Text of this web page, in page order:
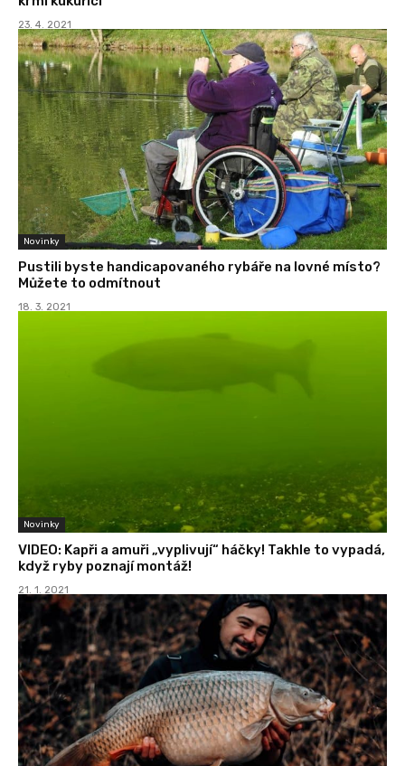
23. 4. 2021
Novinky
Pustili byste handicapovaného rybáře na lovné místo?
Můžete to odmítnout
18. 3. 2021
Novinky
VIDEO: Kapři a amuři „vyplivují“ háčky! Takhle to vypadá,
když ryby poznají montáž!
21. 1. 2021